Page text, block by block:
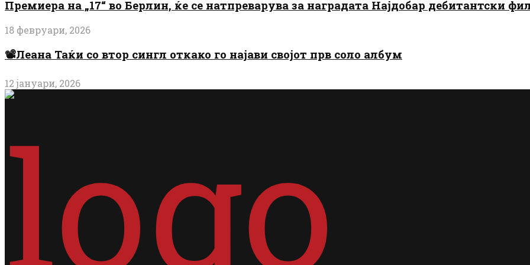
Премиера на „17“ во Берлин, ќе се натпреварува за наградата Најдобар дебитантски
18 февруари, 2026
📽️Леана Таќи со втор сингл откако го најави својот прв соло албум
12 јануари, 2026